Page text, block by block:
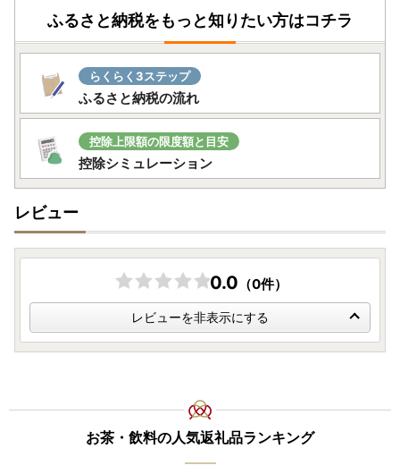
ふるさと納税をもっと知りたい方はコチラ
らくらく3ステップ
ふるさと納税の流れ
控除上限額の限度額と目安
控除シミュレーション
レビュー
0.0 （0件）
レビューを非表示にする
お茶・飲料の人気返礼品ランキング